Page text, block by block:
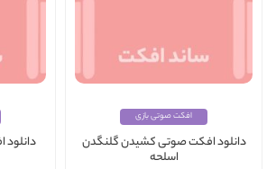
افکت صوتی بازی
دانلود افکت صوتی کشیدن گلنگدن
اسلحه